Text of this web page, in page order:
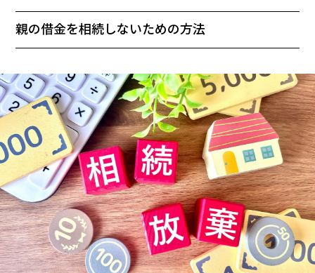
親の借金を相続しないための方法